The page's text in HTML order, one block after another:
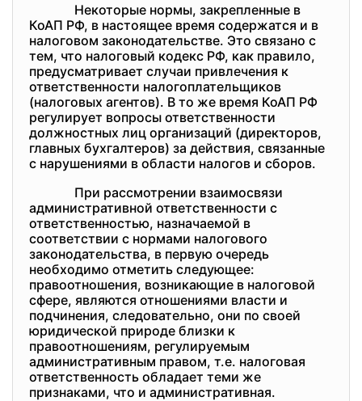
Некоторые нормы, закрепленные в
КоАП РФ, в настоящее время содержатся и в
налоговом законодательстве. Это связано с
тем, что налоговый кодекс РФ, как правило,
предусматривает случаи привлечения к
ответственности налогоплательщиков
(налоговых агентов). В то же время КоАП РФ
регулирует вопросы ответственности
должностных лиц организаций (директоров,
главных бухгалтеров) за действия, связанные
с нарушениями в области налогов и сборов.
При рассмотрении взаимосвязи
административной ответственности с
ответственностью, назначаемой в
соответствии с нормами налогового
законодательства, в первую очередь
необходимо отметить следующее:
правоотношения, возникающие в налоговой
сфере, являются отношениями власти и
подчинения, следовательно, они по своей
юридической природе близки к
правоотношениям, регулируемым
административным правом, т.е. налоговая
ответственность обладает теми же
признаками, что и административная.